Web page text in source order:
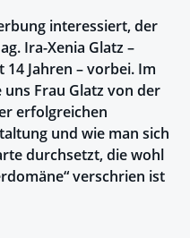
interessiert, der
Ira-Xenia Glatz –
Jahren – vorbei. Im
Frau Glatz von der
erfolgreichen
und wie man sich
durchsetzt, die wohl
verschrien ist